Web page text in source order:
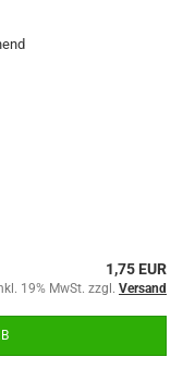
1,75 EUR
19% MwSt. zzgl. Versand